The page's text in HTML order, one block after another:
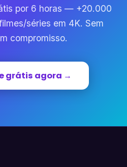
por 6 horas — +20.000
séries em 4K. Sem
compromisso.
grátis agora →